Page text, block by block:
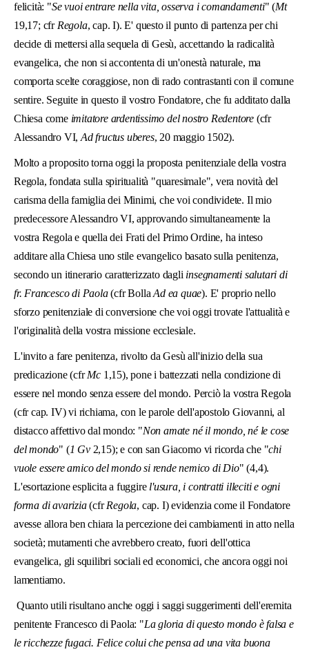
felicità: "Se vuoi entrare nella vita, osserva i comandamenti" (Mt
19,17; cfr Regola, cap. I). E' questo il punto di partenza per chi
decide di mettersi alla sequela di Gesù, accettando la radicalità
evangelica, che non si accontenta di un'onestà naturale, ma
comporta scelte coraggiose, non di rado contrastanti con il comune
sentire. Seguite in questo il vostro Fondatore, che fu additato dalla
Chiesa come imitatore ardentissimo del nostro Redentore (cfr
Alessandro VI,Ad fructus uberes, 20 maggio 1502).
Molto a proposito torna oggi la proposta penitenziale della vostra
Regola, fondata sulla spiritualità "quaresimale", vera novità del
carisma della famiglia dei Minimi, che voi condividete. Il mio
predecessore Alessandro VI, approvando simultaneamente la
vostra Regola e quella dei Frati del Primo Ordine, ha inteso
additare alla Chiesa uno stile evangelico basato sulla penitenza,
secondo un itinerario caratterizzato dagli insegnamenti salutari di
fr. Francesco di Paola(cfr BollaAd ea quae). E' proprio nello
sforzo penitenziale di conversione che voi oggi trovate l'attualità e
l'originalità della vostra missione ecclesiale.
L'invito a fare penitenza, rivolto da Gesù all'inizio della sua
predicazione (cfrMc 1,15), pone i battezzati nella condizione di
essere nel mondo senza essere del mondo. Perciò la vostra Regola
(cfr cap. IV) vi richiama, con le parole dell'apostolo Giovanni, al
distacco affettivo dal mondo: "Non amate né il mondo, né le cose
del mondo" (1 Gv2,15); e con san Giacomo vi ricorda che "chi
vuole essere amico del mondo si rende nemico di Dio" (4,4).
L'esortazione esplicita a fuggire l'usura, i contratti illeciti e ogni
forma di avarizia(cfrRegola, cap. I) evidenzia come il Fondatore
avesse allora ben chiara la percezione dei cambiamenti in atto nella
società; mutamenti che avrebbero creato, fuori dell'ottica
evangelica, gli squilibri sociali ed economici, che ancora oggi noi
lamentiamo.
Quanto utili risultano anche oggi i saggi suggerimenti dell'eremita
penitente Francesco di Paola: "La gloria di questo mondo è falsa e
le ricchezze fugaci. Felice colui che pensa ad una vita buona